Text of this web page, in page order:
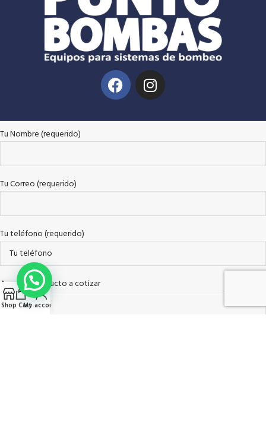
Tu Nombre (requerido)
Tu Correo (requerido)
Tu teléfono (requerido)
Asunto / Producto a cotizar
Shop Cart
My account